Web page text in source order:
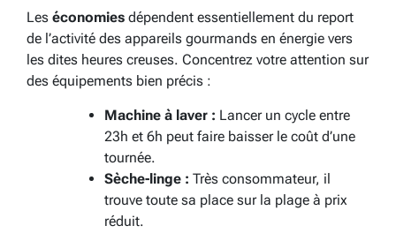
Les économies dépendent essentiellement du report
de l’activité des appareils gourmands en énergie vers
les dites heures creuses. Concentrez votre attention sur
des équipements bien précis :
Machine à laver : Lancer un cycle entre
23h et 6h peut faire baisser le coût d’une
tournée.
Sèche-linge : Très consommateur, il
trouve toute sa place sur la plage à prix
réduit.